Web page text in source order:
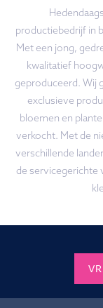
productiebedrijf in
Met een jong,
kwalitatief
geproduceerd. Wij
exclusieve
bloemen en
verkocht. Met de
verschillende
de servicegerichte